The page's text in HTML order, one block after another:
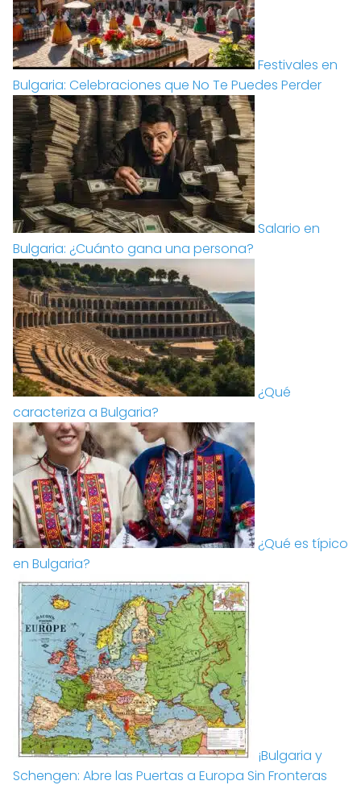
Festivales en
Bulgaria: Celebraciones que No Te Puedes Perder
Salario en
Bulgaria: ¿Cuánto gana una persona?
¿Qué
caracteriza a Bulgaria?
¿Qué es típico
en Bulgaria?
¡Bulgaria y
Schengen: Abre las Puertas a Europa Sin Fronteras